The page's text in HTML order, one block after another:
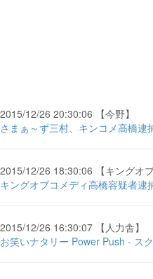
2015/12/26 20:30:06 【今野】
さまぁ～ず三村、キンコメ高橋
2015/12/26 18:30:06 【キングオブ
キングオブコメディ高橋容疑者
2015/12/26 16:30:07 【人力舎】
お笑いナタリー Power Push - ス